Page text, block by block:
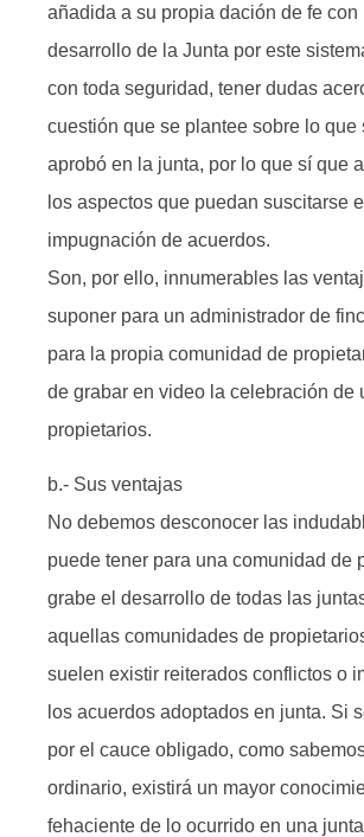
añadida a su propia dación de fe con
desarrollo de la Junta por este
con toda seguridad, tener dudas
cuestión que se plantee sobre lo que
aprobó en la junta, por lo que sí que
los aspectos que puedan suscitarse
impugnación de acuerdos.
Son, por ello, innumerables las
suponer para un administrador de
para la propia comunidad de
de grabar en video la celebración de
propietarios.
b.- Sus ventajas
No debemos desconocer las
puede tener para una comunidad de
grabe el desarrollo de todas las
aquellas comunidades de
suelen existir reiterados conflictos o
los acuerdos adoptados en junta. Si
por el cauce obligado, como
ordinario, existirá un mayor
fehaciente de lo ocurrido en una